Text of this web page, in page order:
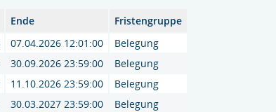
Ende
Fristengruppe
07.04.2026 12:01:00
Belegung
30.09.2026 23:59:00
Belegung
11.10.2026 23:59:00
Belegung
30.03.2027 23:59:00 Belegung